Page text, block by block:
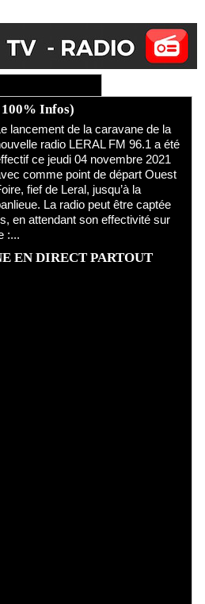
Infos)
lancement de la caravane de la
radio LERAL FM 96.1 a été
ce jeudi 04 novembre 2021
comme point de départ Ouest
fief de Leral, jusqu’à la
La radio peut être captée
en attendant son effectivité sur
:...
EN DIRECT PARTOUT